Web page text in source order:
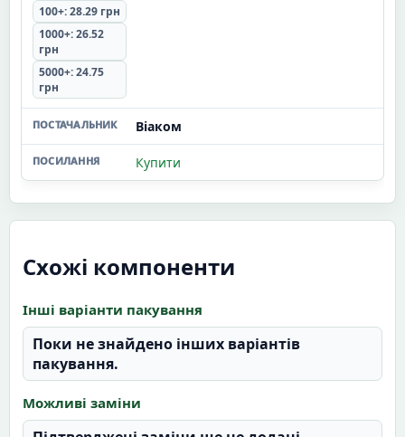
100+: 28.29 грн
1000+: 26.52
грн
5000+: 24.75
грн
Віаком
Купити
Схожі компоненти
Інші варіанти пакування
Поки не знайдено інших варіантів
пакування.
Можливі заміни